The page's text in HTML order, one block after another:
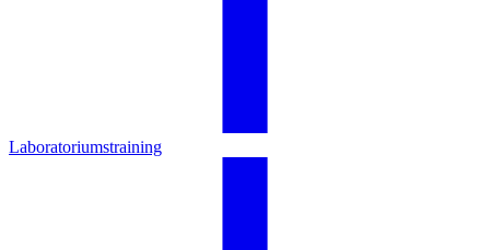
Laboratoriumstraining